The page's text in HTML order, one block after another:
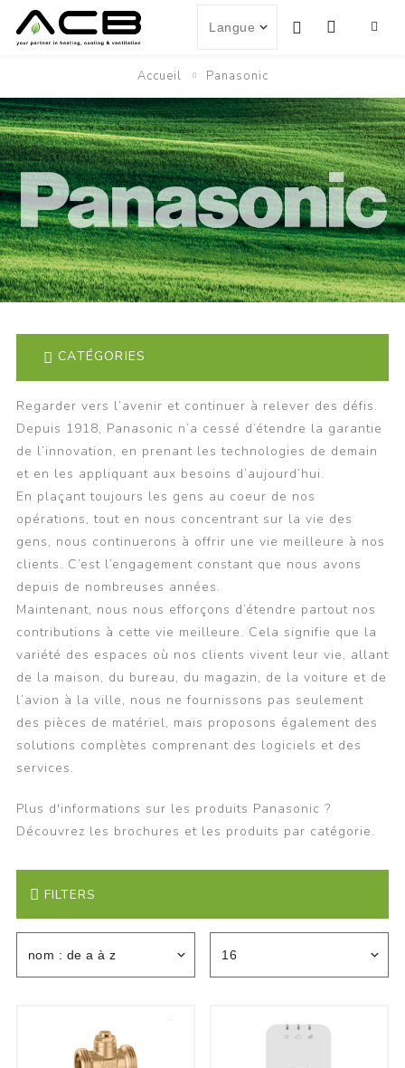
Accueil Panasonic
Regarder vers l’avenir et continuer à relever des défis.
Depuis 1918, Panasonic n’a cessé d’étendre la garantie
de l’innovation, en prenant les technologies de demain
et en les appliquant aux besoins d’aujourd’hui.
En plaçant toujours les gens au coeur de nos
opérations, tout en nous concentrant sur la vie des
gens, nous continuerons à offrir une vie meilleure à nos
clients. C’est l’engagement constant que nous avons
depuis de nombreuses années.
Maintenant, nous nous efforçons d’étendre partout nos
contributions à cette vie meilleure. Cela signifie que la
variété des espaces où nos clients vivent leur vie, allant
de la maison, du bureau, du magazin, de la voiture et de
l’avion à la ville, nous ne fournissons pas seulement
des pièces de matériel, mais proposons également des
solutions complètes comprenant des logiciels et des
services.
Plus d'informations sur les produits Panasonic ?
Découvrez les brochures et les produits par catégorie.
FILTERS
CATÉGORIES